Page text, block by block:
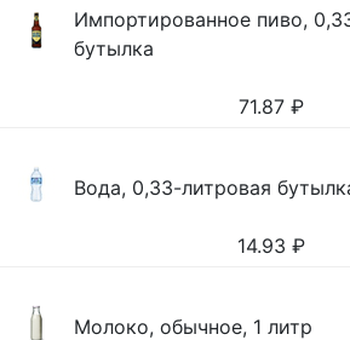
Импортированное пиво,
бутылка
71.87 ₽
Вода, 0,33-литровая
14.93 ₽
Молоко, обычное, 1 литр